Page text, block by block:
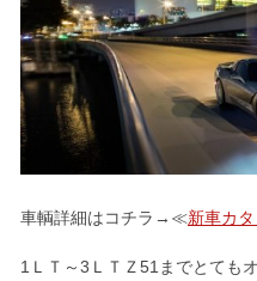
車輌詳細はコチラ→≪新車カ
1ＬＴ～3ＬＴＺ51までとても